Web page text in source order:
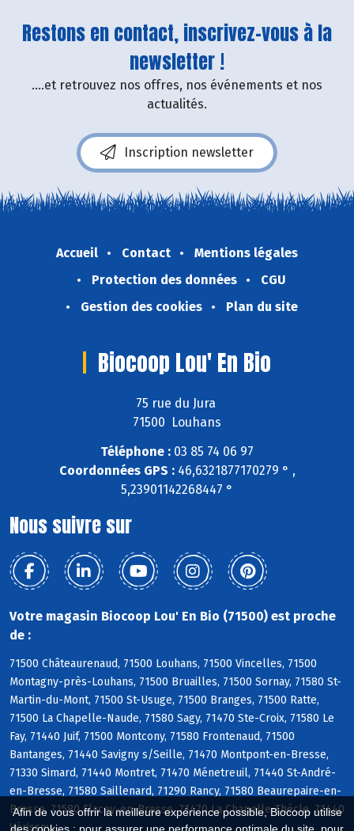
Afin de vous offrir la meilleure expérience possible, Biocoop utilise
Restons en contact, inscrivez-vous à la
newsletter !
....et retrouvez nos offres, nos événements et nos
actualités.
Inscription newsletter
Accueil Contact
Mentions légales
Protection des données
CGU
Gestion des cookies
Plan du site
Biocoop Lou' En Bio
75 rue du Jura
71500 Louhans
Téléphone : 03 85 74 06 97
Coordonnées GPS :46,6321877170279 ° ,
5,23901142268447 °
Nous suivre sur
Votre magasin Biocoop Lou' En Bio (71500) est proche
de :
71500 Châteaurenaud, 71500 Louhans, 71500 Vincelles, 71500
Montagny-près-Louhans, 71500 Bruailles, 71500 Sornay, 71580 St-
Martin-du-Mont, 71500 St-Usuge, 71500 Branges, 71500 Ratte,
71500 La Chapelle-Naude, 71580 Sagy, 71470 Ste-Croix, 71580 Le
Fay, 71440 Juif, 71500 Montcony, 71580 Frontenaud, 71500
Bantanges, 71440 Savigny s/Seille, 71470 Montpont-en-Bresse,
71330 Simard, 71440 Montret, 71470 Ménetreuil, 71440 St-André-
en-Bresse, 71580 Saillenard, 71290 Rancy, 71580 Beaurepaire-en-
Bresse, 71580 Flacey-en-Bresse, 71470 La Chapelle-Thècle, 71440
Vérissey